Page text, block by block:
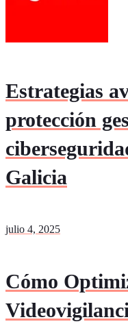
Estrategias
protección
Galicia
julio 4, 2025
Cómo